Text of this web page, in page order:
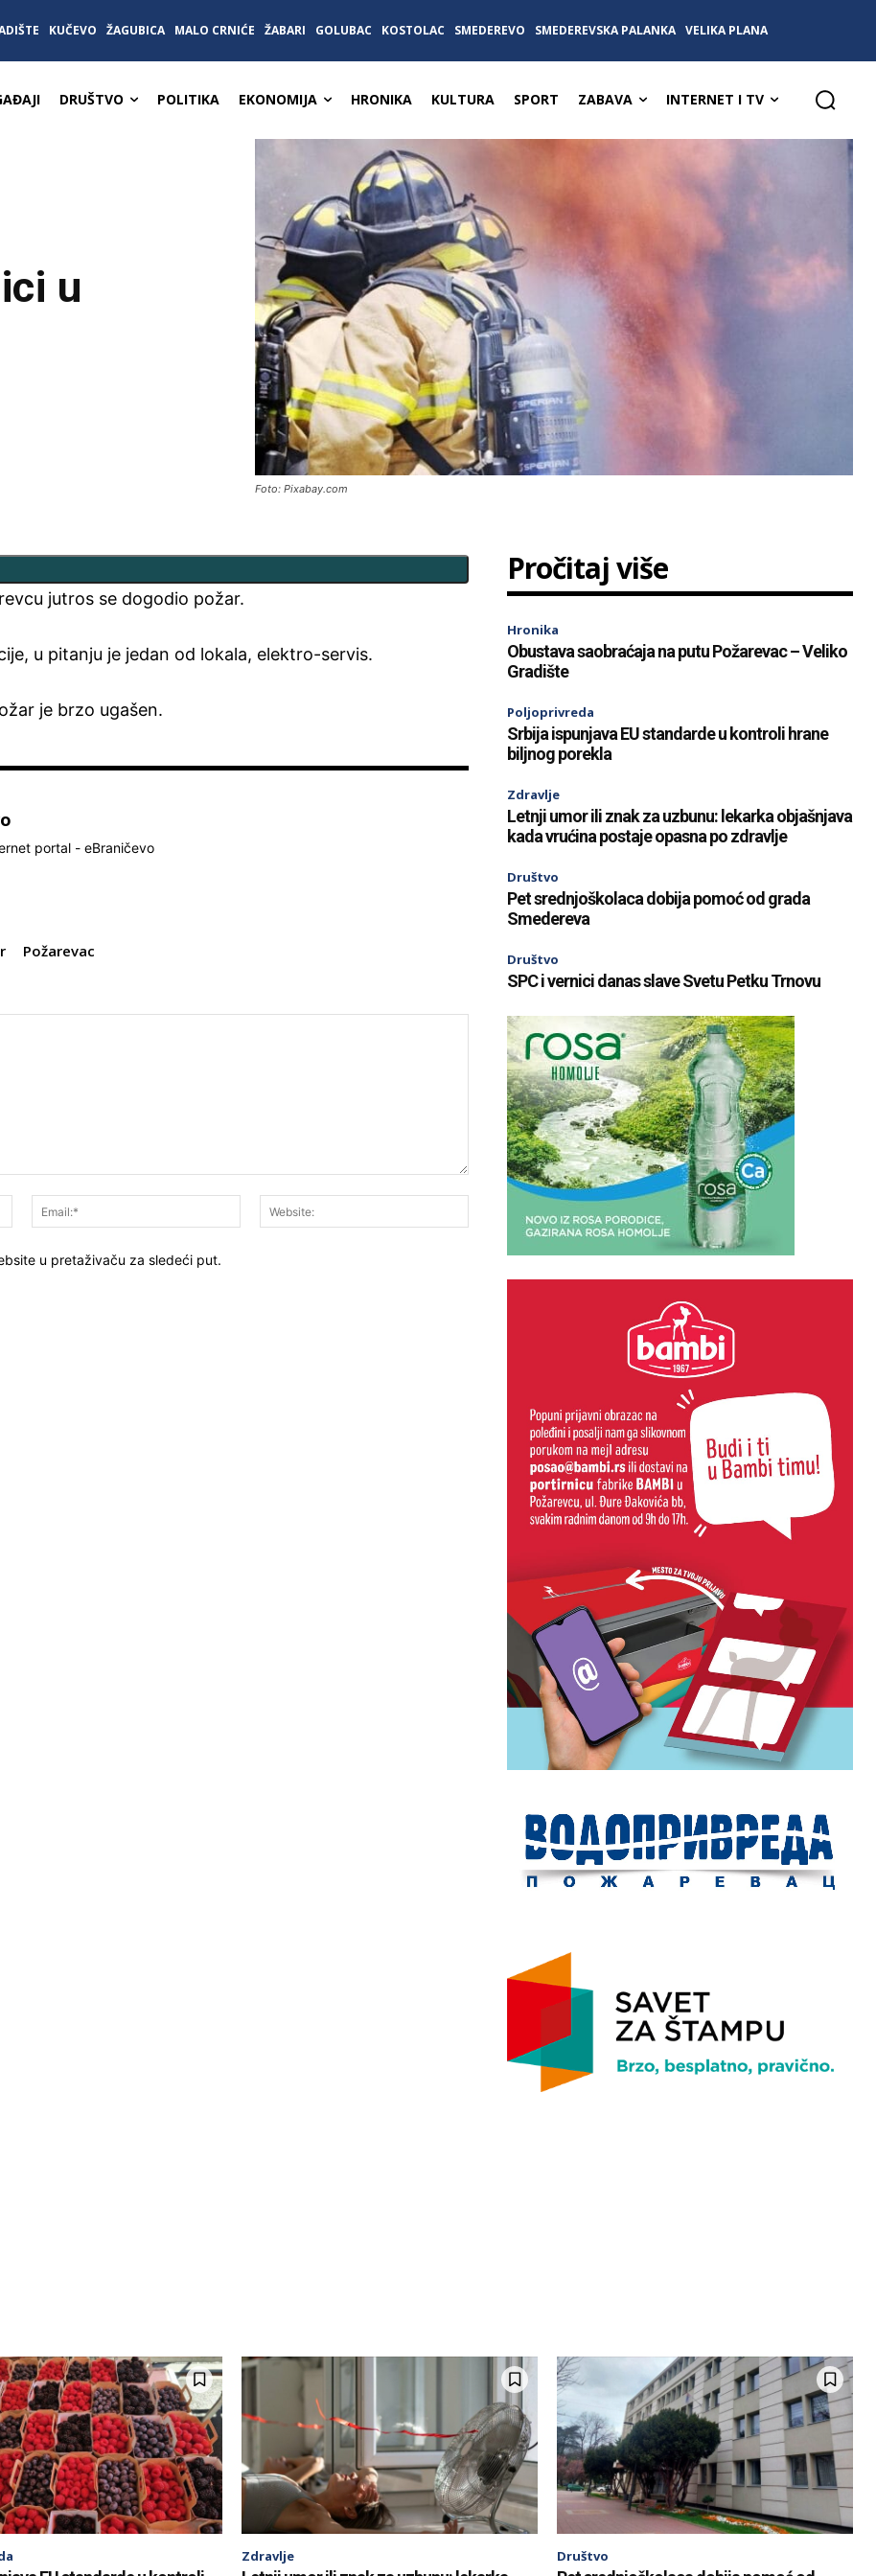
KUČEVO ŽAGUBICA MALO CRNIĆE ŽABARI GOLUBAC KOSTOLAC SMEDEREVO SMEDEREVSKA PALANKA VELIKA PLANA
DRUŠTVO POLITIKA EKONOMIJA HRONIKA KULTURA SPORT ZABAVA INTERNET I TV
u
Foto: Pixabay.com
jutros se dogodio požar.
u pitanju je jedan od lokala, elektro-servis.
je brzo ugašen.
portal - eBraničevo
Požarevac
Ime:*
Email:*
u pretaživaču za sledeći put.
Pročitaj više
Hronika
Obustava saobraćaja na putu Požarevac – Veliko
Gradište
Poljoprivreda
Srbija ispunjava EU standarde u kontroli hrane
biljnog porekla
Zdravlje
Letnji umor ili znak za uzbunu: lekarka objašnjava
kada vrućina postaje opasna po zdravlje
Društvo
Pet srednjoškolaca dobija pomoć od grada
Smedereva
Društvo
SPC i vernici danas slave Svetu Petku Trnovu
Zdravlje Društvo